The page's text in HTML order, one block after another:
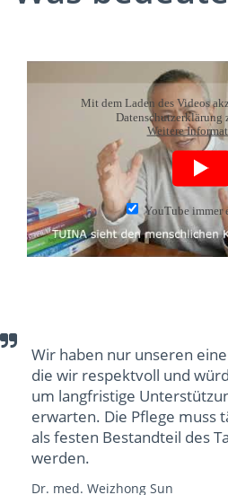
Mit dem Laden des Videos
Datenschutzerklärung
Weitere
YouTube immer
Wir haben nur unseren
die wir respektvoll und
um langfristige
erwarten. Die Pflege muss
als festen Bestandteil des
werden.
Dr. med. Weizhong Sun